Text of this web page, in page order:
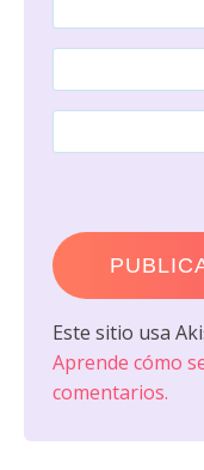
Este sitio usa
Aprende cómo
comentarios.